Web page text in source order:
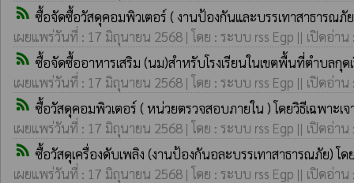
rss_feed ซื้อจัดซื้อวัสดุคอมพิวเตอร์ ( งานป้องกันและบรรเทาสาธารณภัย
เผยแพร่วันที่ : 17 มิถุนายน 2568 | โดย : ระบบ rss Egp || เปิดอ่าน
rss_feed ซื้อจัดซื้ออาหารเสริม (นม)สำหรับโรงเรียนในเขตพื้นที่ตำบลกุ
เผยแพร่วันที่ : 17 มิถุนายน 2568 | โดย : ระบบ rss Egp || เปิดอ่าน
rss_feed ซื้อวัสดุคอมพิวเตอร์ ( หน่วยตรวจสอบภายใน ) โดยวิธีเฉพาะเจ
เผยแพร่วันที่ : 17 มิถุนายน 2568 | โดย : ระบบ rss Egp || เปิดอ่าน
rss_feed ซื้อวัสดุเครื่องดับเพลิง (งานป้องกันอละบรรเทาสาธารณภัย) โด
เผยแพร่วันที่ : 17 มิถุนายน 2568 | โดย : ระบบ rss Egp || เปิดอ่าน